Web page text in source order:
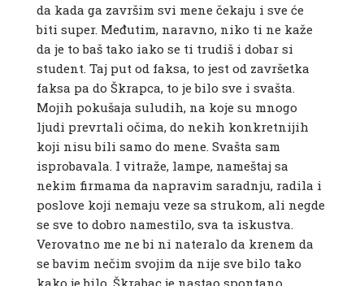
da kada ga završim svi mene čekaju i sve će
biti super. Međutim, naravno, niko ti ne kaže
da je to baš tako iako se ti trudiš i dobar si
student. Taj put od faksa, to jest od završetka
faksa pa do Škrapca, to je bilo sve i svašta.
Mojih pokušaja suludih, na koje su mnogo
ljudi prevrtali očima, do nekih konkretnijih
koji nisu bili samo do mene. Svašta sam
isprobavala. I vitraže, lampe, nameštaj sa
nekim firmama da napravim saradnju, radila i
poslove koji nemaju veze sa strukom, ali negde
se sve to dobro namestilo, sva ta iskustva.
Verovatno me ne bi ni nateralo da krenem da
se bavim nečim svojim da nije sve bilo tako